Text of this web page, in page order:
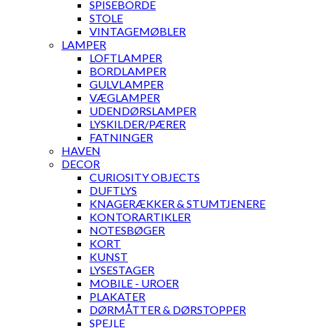
SPISEBORDE
STOLE
VINTAGEMØBLER
LAMPER
LOFTLAMPER
BORDLAMPER
GULVLAMPER
VÆGLAMPER
UDENDØRSLAMPER
LYSKILDER/PÆRER
FATNINGER
HAVEN
DECOR
CURIOSITY OBJECTS
DUFTLYS
KNAGERÆKKER & STUMTJENERE
KONTORARTIKLER
NOTESBØGER
KORT
KUNST
LYSESTAGER
MOBILE - UROER
PLAKATER
DØRMÅTTER & DØRSTOPPER
SPEJLE